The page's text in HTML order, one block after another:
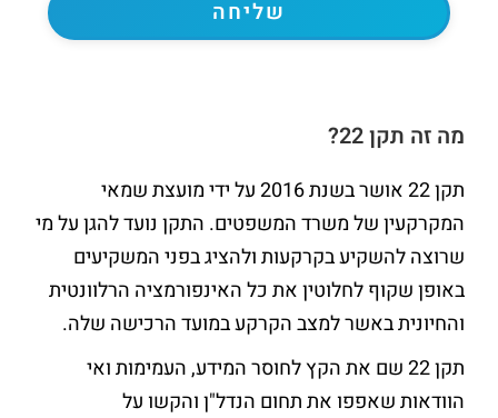
מה זה תקן 22?
תקן 22 אושר בשנת 2016 על ידי מועצת שמאי
המקרקעין של משרד המשפטים. התקן נועד להגן על מי
שרוצה להשקיע בקרקעות ולהציג בפני המשקיעים
באופן שקוף לחלוטין את כל האינפורמציה הרלוונטית
והחיונית באשר למצב הקרקע במועד הרכישה שלה.
תקן 22 שם את הקץ לחוסר המידע, העמימות ואי
הוודאות שאפפו את תחום הנדל"ן והקשו על